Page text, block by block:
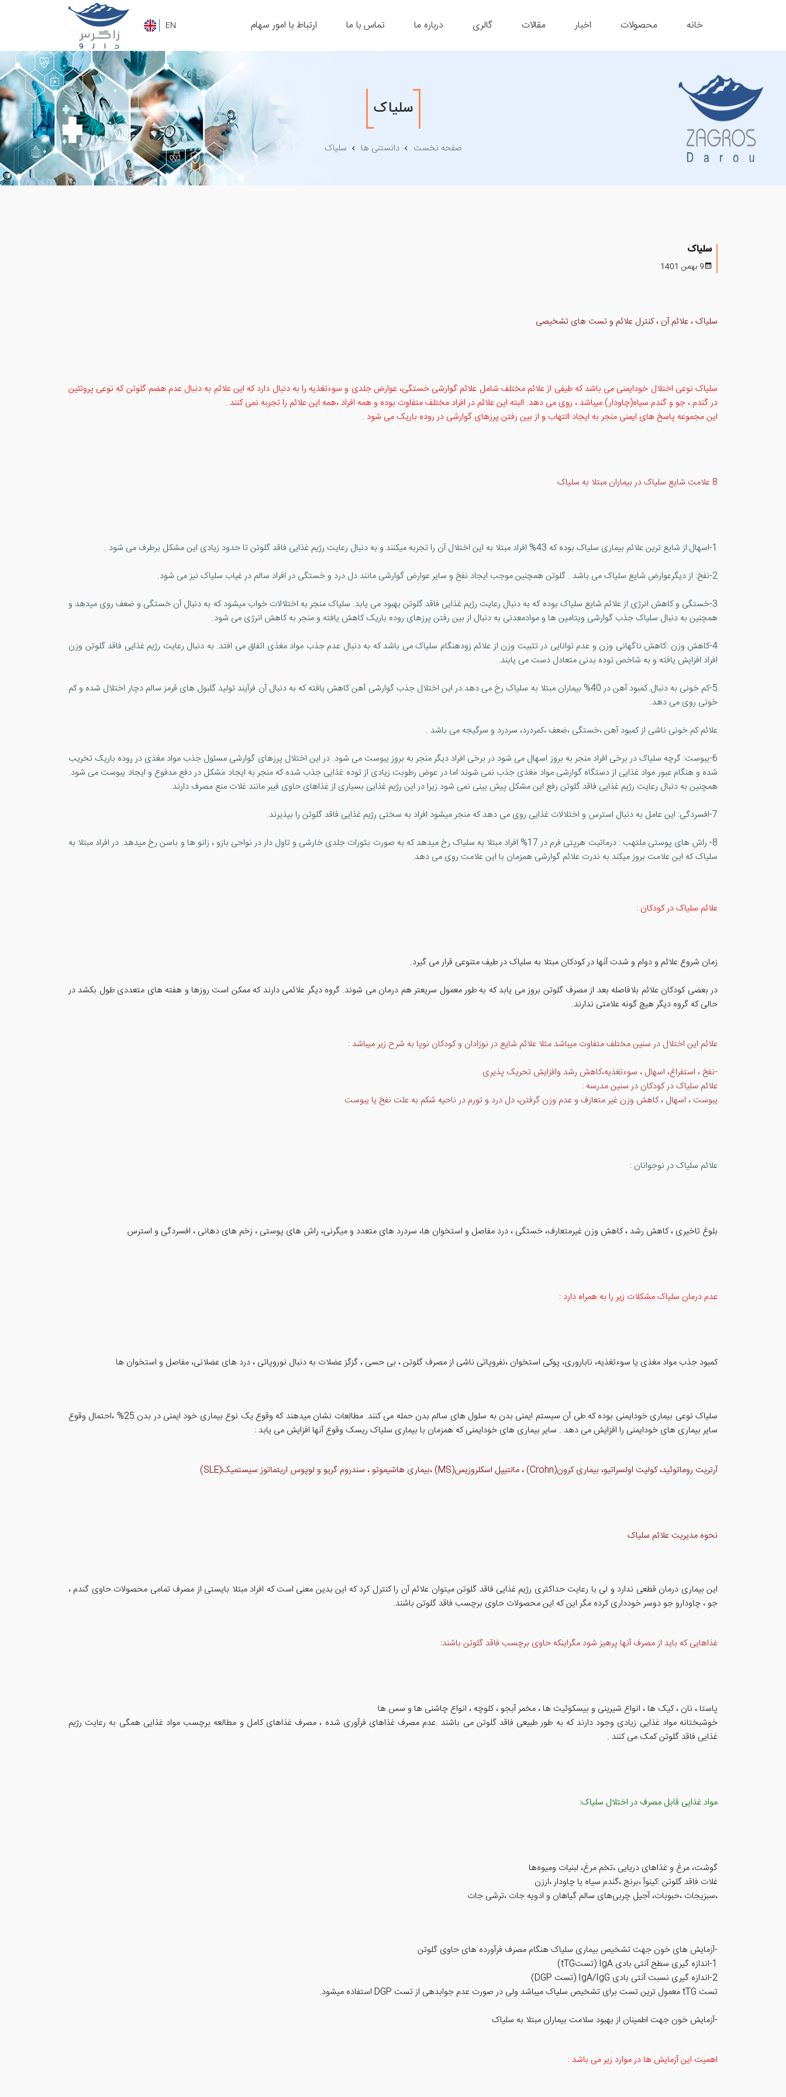
خانه محصولات اخبار مقالات گالری درباره ما تماس با ما ارتباط با امور سهام EN
سلیاک
صفحه نخست دانستنی ها سلیاک
سلیاک
9 بهمن 1401
سلیاک ، علائم آن ، کنترل علائم و تست های تشخیصی
سلیاک نوعی اختلال خودایمنی می باشد که طیفی از علائم مختلف شامل علائم گوارشی خستگی، عوارض جلدی و سوءتغذیه را به دنبال دارد که این علائم به دنبال عدم هضم گلوتن که نوعی پروتئین
در گندم ، جو و گندم سیاه(چاودار) میباشد ، روی می دهد. البته این علائم در افراد مختلف متفاوت بوده و همه افراد ،همه این علائم را تجربه نمی کنند .
این مجموعه پاسخ های ایمنی منجر به ایجاد التهاب و از بین رفتن پرزهای گوارشی در روده باریک می شود .
8 علامت شایع سلیاک در بیماران مبتلا به سلیاک
1-اسهال:از شایع ترین علائم بیماری سلیاک بوده که 43% افراد مبتلا به این اختلال آن را تجربه میکنند و به دنبال رعایت رژیم غذایی فاقد گلوتن تا حدود زیادی این مشکل برطرف می شود .
2-نفخ: از دیگرعوارض شایع سلیاک می باشد . گلوتن همچنین موجب ایجاد نفخ و سایر عوارض گوارشی مانند دل درد و خستگی در افراد سالم در غیاب سلیاک نیز می شود.
3-خستگی و کاهش انرژی از علائم شایع سلیاک بوده که به دنبال رعایت رژیم غذایی فاقد گلوتن بهبود می یابد. سلیاک منجر به اختلالات خواب میشود که به دنبال آن خستگی و ضعف روی میدهد و
همچنین به دنبال سلیاک جذب گوارشی ویتامین ها و موادمعدنی به دنبال از بین رفتن پرزهای روده باریک کاهش یافته و منجر به کاهش انرژی می شود.
4-کاهش وزن :کاهش ناگهانی وزن و عدم توانایی در تثبیت وزن از علائم زودهنگام سلیاک می باشد که به دنبال عدم جذب مواد مغذی اتفاق می افتد. به دنبال رعایت رژیم غذایی فاقد گلوتن وزن
افراد افزایش یافته و به شاخص توده بدنی متعادل دست می یابند.
5-کم خونی به دنبال کمبود آهن در 40% بیماران مبتلا به سلیاک رخ می دهد.در این اختلال جذب گوارشی آهن کاهش یافته که به دنبال آن فرآیند تولید گلبول های قرمز سالم دچار اختلال شده و کم
خونی روی می دهد.
علائم کم خونی ناشی از کمبود آهن ،خستگی ،ضعف ،کمردرد، سردرد و سرگیجه می باشد .
6-یبوست: گرچه سلیاک در برخی افراد منجر به بروز اسهال می شود در برخی افراد دیگر منجر به بروز یبوست می شود. در این اختلال پرزهای گوارشی مسئول جذب مواد مغذی در روده باریک تخریب
شده و هنگام عبور مواد غذایی از دستگاه گوارشی مواد مغذی جذب نمی شوند اما در عوض رطوبت زیادی از توده غذایی جذب شده که منجر به ایجاد مشکل در دفع مدفوع و ایجاد یبوست می شود.
همچنین به دنبال رعایت رژیم غذایی فاقد گلوتن رفع این مشکل پیش بینی نمی شود زیرا در این رژیم غذایی بسیاری از غذاهای حاوی فیبر مانند غلات منع مصرف دارند.
7-افسردگی: این عامل به دنبال استرس و اختلالات غذایی روی می دهد که منجر میشود افراد به سختی رژیم غذایی فاقد گلوتن را بپذیرند.
8- راش های پوستی ملتهب : درماتیت هرپتی فرم در 17% افراد مبتلا به سلیاک رخ میدهد که به صورت بثورات جلدی خارشی و تاول دار در نواحی بازو ، زانو ها و باسن رخ میدهد. در افراد مبتلا به
سلیاک که این علامت بروز میکند به ندرت علائم گوارشی همزمان با این علامت روی می دهد.
علائم سلیاک در کودکان :
زمان شروع علائم و دوام و شدت آنها در کودکان مبتلا به سلیاک در طیف متنوعی قرار می گیرد.
در بعضی کودکان علائم بلافاصله بعد از مصرف گلوتن بروز می یابد که به طور معمول سریعتر هم درمان می شوند. گروه دیگر علائمی دارند که ممکن است روزها و هفته های متعددی طول بکشد در
حالی که گروه دیگر هیچ گونه علامتی ندارند.
علائم این اختلال در سنین مختلف متفاوت میباشد مثلا علائم شایع در نوزادان و کودکان نوپا به شرح زیر میباشد :
-نفخ ، استفراغ، اسهال ، سوءتغذیه،کاهش رشد وافزایش تحریک پذیری
علائم سلیاک در کودکان در سنین مدرسه :
یبوست ، اسهال ، کاهش وزن غیر متعارف و عدم وزن گرفتن، دل درد و تورم در ناحیه شکم به علت نفخ یا یبوست
علائم سلیاک در نوجوانان :
بلوغ تاخیری ، کاهش رشد ، کاهش وزن غیرمتعارف، خستگی ، درد مفاصل و استخوان ها، سردرد های متعدد و میگرنی، راش های پوستی ، زخم های دهانی ، افسردگی و استرس
عدم درمان سلیاک مشکلات زیر را به همراه دارد :
کمبود جذب مواد مغذی یا سوءتغذیه، ناباروری، پوکی استخوان ،نفروپاتی ناشی از مصرف گلوتن ، بی حسی ، گزگز عضلات به دنبال نوروپاتی ، درد های عضلانی، مفاصل و استخوان ها
سلیاک نوعی بیماری خودایمنی بوده که طی آن سیستم ایمنی بدن به سلول های سالم بدن حمله می کنند. مطالعات نشان میدهند که وقوع یک نوع بیماری خود ایمنی در بدن 25% ،احتمال وقوع
سایر بیماری های خودایمنی را افزایش می دهد . سایر بیماری های خودایمنی که همزمان با بیماری سلیاک ریسک وقوع آنها افزایش می یابد :
آرتریت روماتوئید، کولیت اولسراتیو، بیماری کرون(Crohn) ، مالتیپل اسکلروزیس(MS) ،بیماری هاشیموتو ، سندروم گریو و لوپوس اریتماتوز سیستمیک(SLE)
نحوه مدیریت علائم سلیاک
این بیماری درمان قطعی ندارد و لی با رعایت حداکثری رژیم غذایی فاقد گلوتن میتوان علائم آن را کنترل کرد که این بدین معنی است که افراد مبتلا بایستی از مصرف تمامی محصولات حاوی گندم ،
جو ، چاودارو جو دوسر خودداری کرده مگر این که این محصولات حاوی برچسب فاقد گلوتن باشند.
غذاهایی که باید از مصرف آنها پرهیز شود مگراینکه حاوی برچسب فاقد گلوتن باشند:
پاستا ، نان ، کیک ها ، انواع شیرینی و بیسکوئیت ها ، مخمر آبجو ، کلوچه ، انواع چاشنی ها و سس ها
خوشبختانه مواد غذایی زیادی وجود دارند که به طور طبیعی فاقد گلوتن می باشند .عدم مصرف غذاهای فرآوری شده ، مصرف غذاهای کامل و مطالعه برچسب مواد غذایی همگی به رعایت رژیم
غذایی فاقد گلوتن کمک می کنند .
مواد غذایی قابل مصرف در اختلال سلیاک:
گوشت، مرغ و غذاهای دریایی ،تخم مرغ، لبنیات ومیوه‌ها
غلات فاقد گلوتن :کینوآ ،برنج ،گندم سیاه یا چاودار ،ارزن
،سبزیجات ،حبوبات، آجیل چربی‌های سالم گیاهان و ادویه جات ،ترشی جات
-آزمایش های خون جهت تشخیص بیماری سلیاک هنگام مصرف فرآورده های حاوی گلوتن
1-اندازه گیری سطح آنتی بادی IgA (تستtTG)
2-اندازه گیری نسبت آنتی بادی IgA/IgG (تست DGP)
تست tTG معمول ترین تست برای تشخیص سلیاک میباشد ولی در صورت عدم جوابدهی از تست DGP استفاده میشود.
-آزمایش خون جهت اطمینان از بهبود سلامت بیماران مبتلا به سلیاک
اهمیت این آزمایش ها در موارد زیر می باشد :